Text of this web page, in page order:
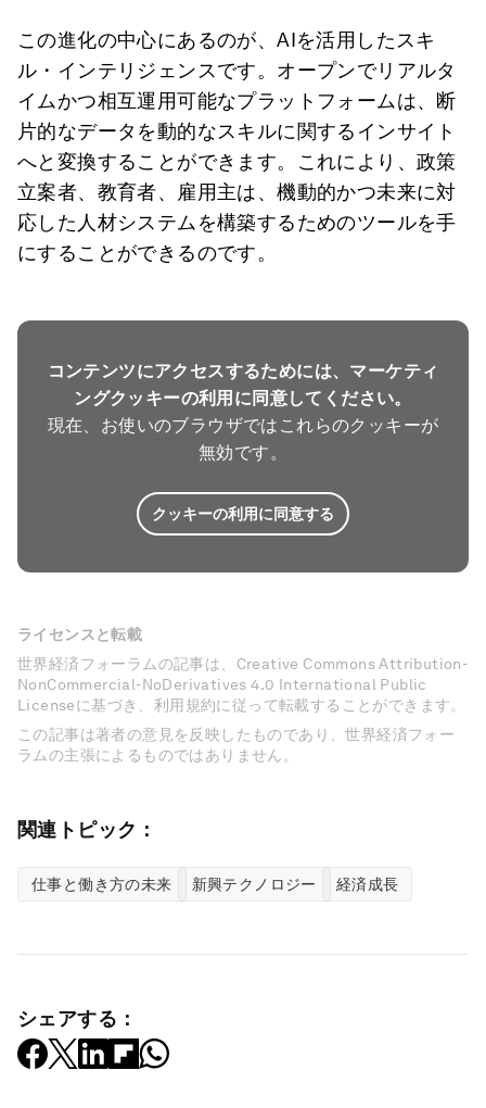
この進化の中心にあるのが、AIを活用したスキ
ル・インテリジェンスです。オープンでリアルタ
イムかつ相互運用可能なプラットフォームは、断
片的なデータを動的なスキルに関するインサイト
へと変換することができます。これにより、政策
立案者、教育者、雇用主は、機動的かつ未来に対
応した人材システムを構築するためのツールを手
にすることができるのです。
コンテンツにアクセスするためには、マーケティ
ングクッキーの利用に同意してください。
現在、お使いのブラウザではこれらのクッキーが
無効です。
クッキーの利用に同意する
ライセンスと転載
世界経済フォーラムの記事は、Creative Commons Attribution-
NonCommercial-NoDerivatives 4.0 International Public
Licenseに基づき、利用規約に従って転載することができます。
この記事は著者の意見を反映したものであり、世界経済フォー
ラムの主張によるものではありません。
関連トピック：
仕事と働き方の未来 新興テクノロジー 経済成長
シェアする：